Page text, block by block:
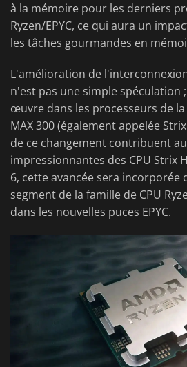
à la mémoire pour les derniers
Ryzen/EPYC, ce qui aura un
les tâches gourmandes en
L'amélioration de
n'est pas une simple spéculation
œuvre dans les processeurs de la
MAX 300 (également appelée
de ce changement contribuent
impressionnantes des CPU Strix
6, cette avancée sera incorporée
segment de la famille de CPU
dans les nouvelles puces EPYC.